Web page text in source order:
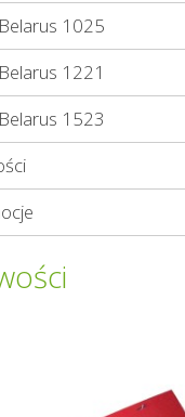
1025
1221
1523